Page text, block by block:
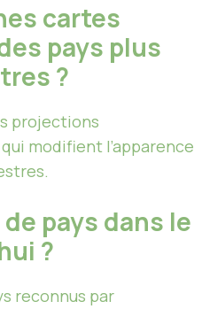
cartes
pays plus
?
projections
modifient l’apparence
pays dans le
?
reconnus par